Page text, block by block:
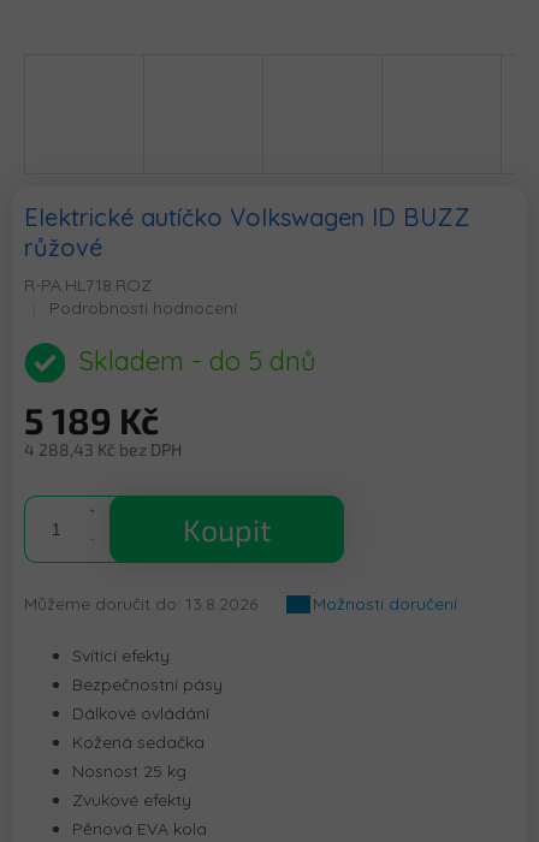
Elektrické autíčko Volkswagen ID BUZZ
růžové
R-PA.HL718.ROZ
Průměrné
produktu
je
z
5
Podrobnosti hodnocení
Skladem - do 5 dnů
5 189 Kč
4 288,43 Kč bez DPH
cena:
Koupit
Můžeme doručit do: 13.8.2026 Možnosti doručení
Svítící efekty
Bezpečnostní pásy
Dálkové ovládání
Kožená sedačka
Nosnost 25 kg
Zvukové efekty
Pěnová EVA kola